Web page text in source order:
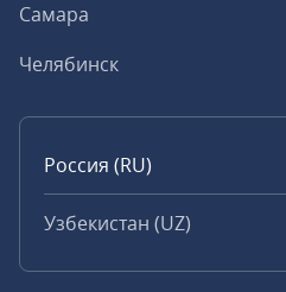
Самара
Челябинск
Россия (RU)
Узбекистан (UZ)